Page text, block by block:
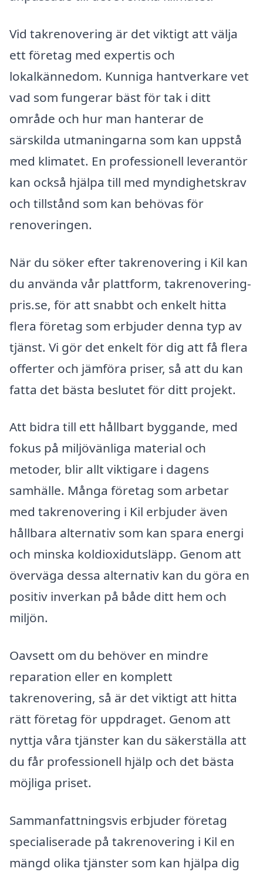
Vid takrenovering är det viktigt att välja
ett företag med expertis och
lokalkännedom. Kunniga hantverkare vet
vad som fungerar bäst för tak i ditt
område och hur man hanterar de
särskilda utmaningarna som kan uppstå
med klimatet. En professionell leverantör
kan också hjälpa till med myndighetskrav
och tillstånd som kan behövas för
renoveringen.
När du söker efter takrenovering i Kil kan
du använda vår plattform, takrenovering-
pris.se, för att snabbt och enkelt hitta
flera företag som erbjuder denna typ av
tjänst. Vi gör det enkelt för dig att få flera
offerter och jämföra priser, så att du kan
fatta det bästa beslutet för ditt projekt.
Att bidra till ett hållbart byggande, med
fokus på miljövänliga material och
metoder, blir allt viktigare i dagens
samhälle. Många företag som arbetar
med takrenovering i Kil erbjuder även
hållbara alternativ som kan spara energi
och minska koldioxidutsläpp. Genom att
överväga dessa alternativ kan du göra en
positiv inverkan på både ditt hem och
miljön.
Oavsett om du behöver en mindre
reparation eller en komplett
takrenovering, så är det viktigt att hitta
rätt företag för uppdraget. Genom att
nyttja våra tjänster kan du säkerställa att
du får professionell hjälp och det bästa
möjliga priset.
Sammanfattningsvis erbjuder företag
specialiserade på takrenovering i Kil en
mängd olika tjänster som kan hjälpa dig